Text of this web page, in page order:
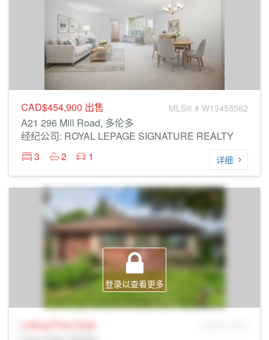
CAD$454,900 出售 MLS® # W13458562
A21 296 Mill Road, 多伦多
经纪公司: ROYAL LEPAGE SIGNATURE REALTY
3
2 1 详细
登录以查看更多
Listing Price Sale